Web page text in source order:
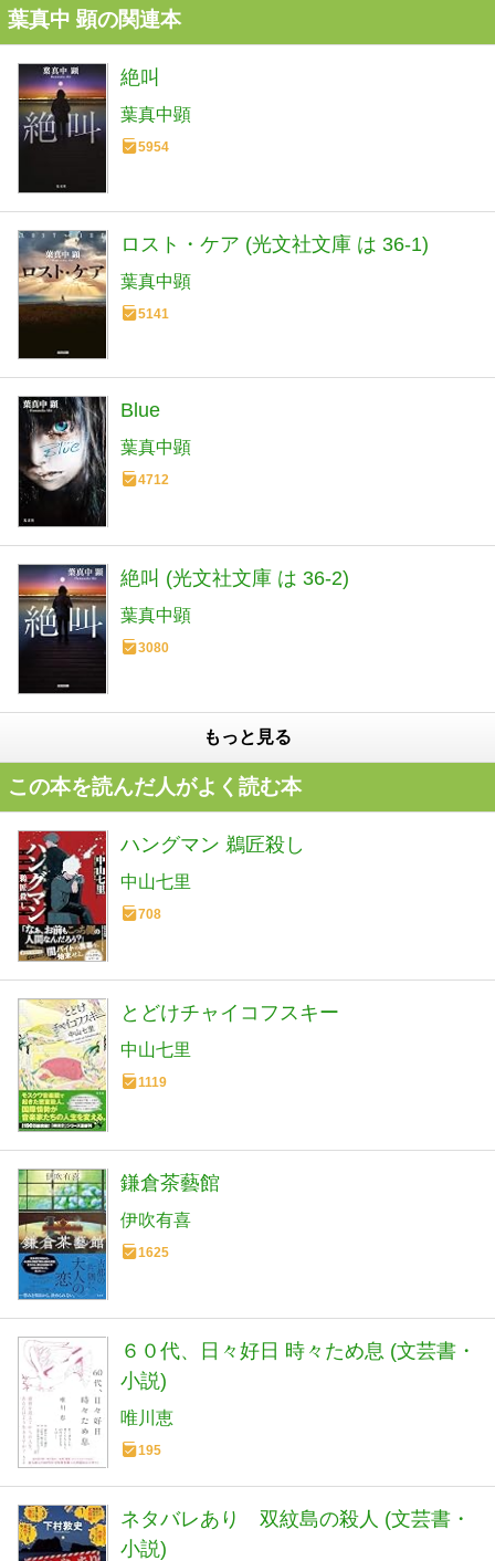
葉真中 顕の関連本
絶叫
葉真中顕
5954
ロスト・ケア (光文社文庫 は 36-1)
葉真中顕
5141
Blue
葉真中顕
4712
絶叫 (光文社文庫 は 36-2)
葉真中顕
3080
もっと見る
この本を読んだ人がよく読む本
ハングマン 鵜匠殺し
中山七里
708
とどけチャイコフスキー
中山七里
1119
鎌倉茶藝館
伊吹有喜
1625
６０代、日々好日 時々ため息 (文芸書・
小説)
唯川恵
195
ネタバレあり 双紋島の殺人 (文芸書・
小説)